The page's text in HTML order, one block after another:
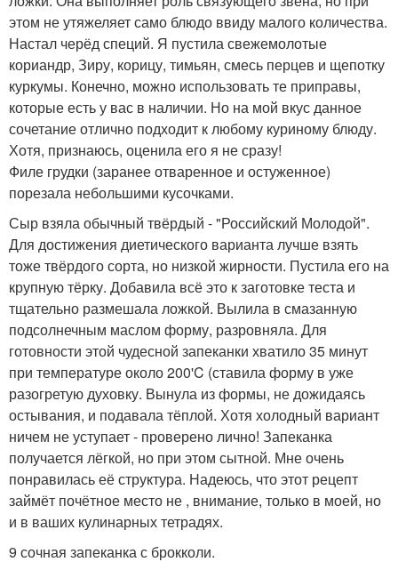
этом не утяжеляет само блюдо ввиду малого количества.
Настал черёд специй. Я пустила свежемолотые
кориандр, Зиру, корицу, тимьян, смесь перцев и щепотку
куркумы. Конечно, можно использовать те приправы,
которые есть у вас в наличии. Но на мой вкус данное
сочетание отлично подходит к любому куриному блюду.
Хотя, признаюсь, оценила его я не сразу!
Филе грудки (заранее отваренное и остуженное)
порезала небольшими кусочками.
Сыр взяла обычный твёрдый - "Российский Молодой".
Для достижения диетического варианта лучше взять
тоже твёрдого сорта, но низкой жирности. Пустила его на
крупную тёрку. Добавила всё это к заготовке теста и
тщательно размешала ложкой. Вылила в смазанную
подсолнечным маслом форму, разровняла. Для
готовности этой чудесной запеканки хватило 35 минут
при температуре около 200'C (ставила форму в уже
разогретую духовку. Вынула из формы, не дожидаясь
остывания, и подавала тёплой. Хотя холодный вариант
ничем не уступает - проверено лично! Запеканка
получается лёгкой, но при этом сытной. Мне очень
понравилась её структура. Надеюсь, что этот рецепт
займёт почётное место не , внимание, только в моей, но
и в ваших кулинарных тетрадях.
9 сочная запеканка с брокколи.